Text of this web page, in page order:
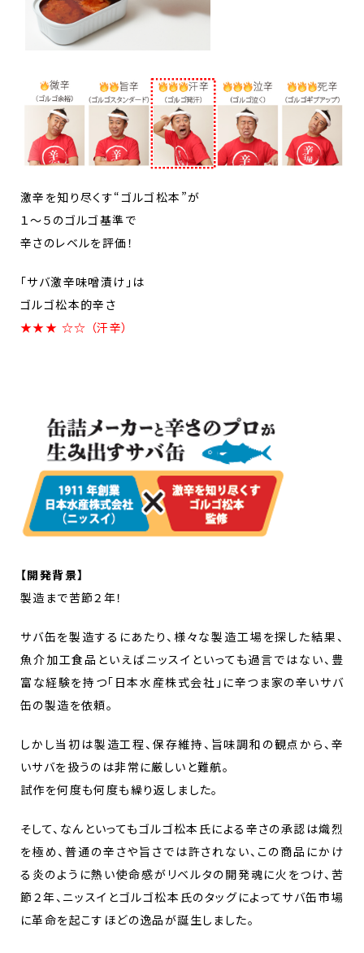
激辛を知り尽くす“ゴルゴ松本”が
１～５のゴルゴ基準で
辛さのレベルを評価！
「サバ激辛味噌漬け」は
ゴルゴ松本的辛さ
★★★ ☆☆ （汗辛）
【開発背景】
製造まで苦節２年！
サバ缶を製造するにあたり、様々な製造工場を探した結果、
魚介加工食品といえばニッスイといっても過言ではない、豊
富な経験を持つ「日本水産株式会社」に辛つま家の辛いサバ
缶の製造を依頼。
しかし当初は製造工程、保存維持、旨味調和の観点から、辛
いサバを扱うのは非常に厳しいと難航。
試作を何度も何度も繰り返しました。
そして、なんといってもゴルゴ松本氏による辛さの承認は熾烈
を極め、普通の辛さや旨さでは許されない、この商品にかけ
る炎のように熱い使命感がリベルタの開発魂に火をつけ、苦
節２年、ニッスイとゴルゴ松本氏のタッグによってサバ缶市場
に革命を起こすほどの逸品が誕生しました。